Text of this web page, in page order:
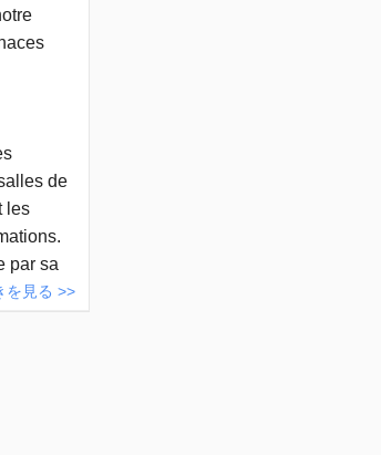
de
les
par sa
le suivi
を見る >>